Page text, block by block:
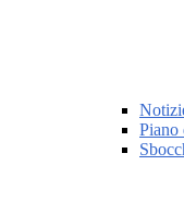
Piano